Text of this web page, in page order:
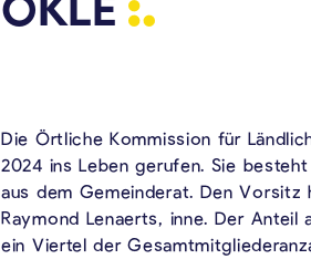
Die Örtliche Kommission für
2024 ins Leben gerufen. Sie
aus dem Gemeinderat. Den Vorsitz
Raymond Lenaerts, inne. Der
ein Viertel der